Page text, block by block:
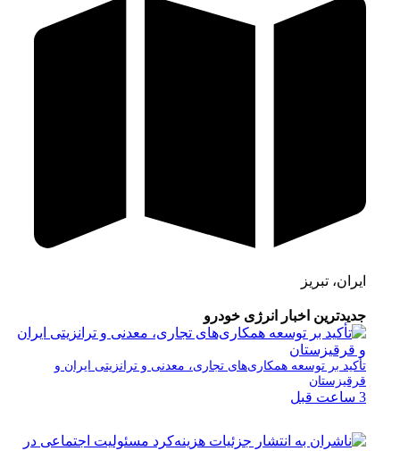
ایران، تبریز
جدیدترین اخبار انرژی خودرو
تأکید بر توسعه همکاری‌های تجاری، معدنی و ترانزیتی ایران و
قرقیزستان